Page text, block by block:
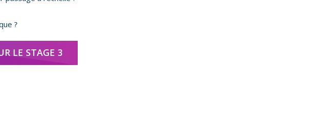
?
LE STAGE 3